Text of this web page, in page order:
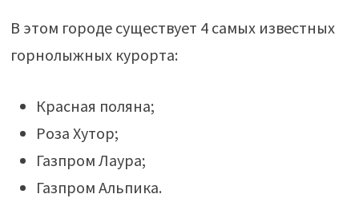
В этом городе существует 4 самых известных
горнолыжных курорта:
Красная поляна;
Роза Хутор;
Газпром Лаура;
Газпром Альпика.